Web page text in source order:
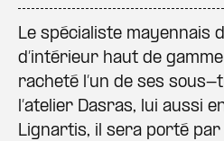
Le spécialiste mayennais
d’intérieur haut de
racheté l’un de ses
l’atelier Dasras, lui aussi
Lignartis, il sera porté